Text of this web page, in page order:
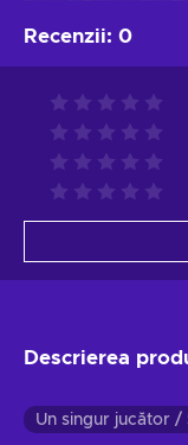
Recenzii: 0
Descrierea
Un singur jucător /